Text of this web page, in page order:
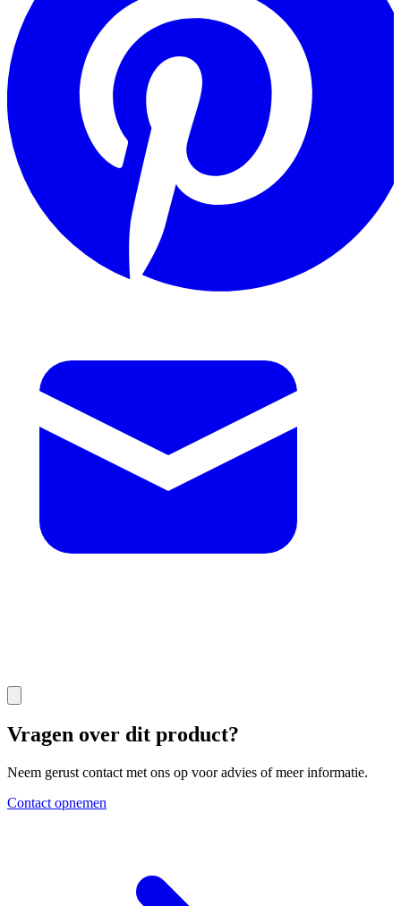
Vragen over dit product?
Neem gerust contact met ons op voor advies of meer informatie.
Contact opnemen